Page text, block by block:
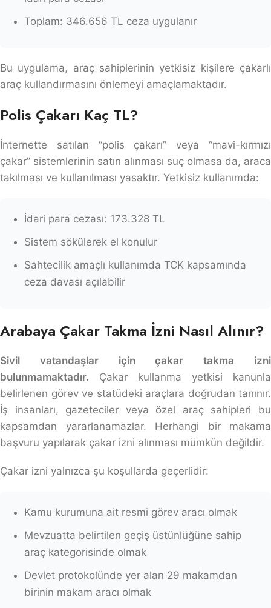
Toplam: 346.656 TL ceza uygulanır
Bu uygulama, araç sahiplerinin yetkisiz kişilere çakarlı
araç kullandırmasını önlemeyi amaçlamaktadır.
Polis Çakarı Kaç TL?
İnternette satılan “polis çakarı” veya “mavi-kırmızı
çakar” sistemlerinin satın alınması suç olmasa da, araca
takılması ve kullanılması yasaktır. Yetkisiz kullanımda:
İdari para cezası: 173.328 TL
Sistem sökülerek el konulur
Sahtecilik amaçlı kullanımda TCK kapsamında
ceza davası açılabilir
Arabaya Çakar Takma İzni Nasıl Alınır?
Sivil vatandaşlar için çakar takma izni
bulunmamaktadır. Çakar kullanma yetkisi kanunla
belirlenen görev ve statüdeki araçlara doğrudan tanınır.
İş insanları, gazeteciler veya özel araç sahipleri bu
kapsamdan yararlanamazlar. Herhangi bir makama
başvuru yapılarak çakar izni alınması mümkün değildir.
Çakar izni yalnızca şu koşullarda geçerlidir:
Kamu kurumuna ait resmi görev aracı olmak
Mevzuatta belirtilen geçiş üstünlüğüne sahip
araç kategorisinde olmak
Devlet protokolünde yer alan 29 makamdan
birinin makam aracı olmak